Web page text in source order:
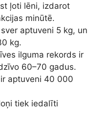
ļoti lēni, izdarot
minūtē.
aptuveni 5 kg, un
kg.
ilguma rekords ir
60–70 gadus.
aptuveni 40 000
tiek iedalīti